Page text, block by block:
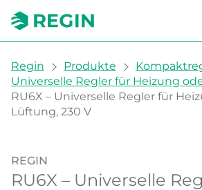
You are here:
Regin Produkte
Universelle Regler für Heizung
RU6X – Universelle Regler für
Lüftung, 230 V
REGIN
RU6X – Universelle